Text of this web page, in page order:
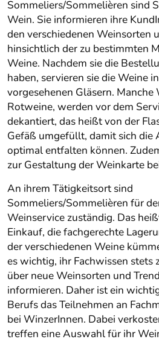
Sommeliers/Sommelièren sind
Wein. Sie informieren ihre
den verschiedenen Weinsorten
hinsichtlich der zu bestimmten
Weine. Nachdem sie die
haben, servieren sie die Weine
vorgesehenen Gläsern. Manche
Rotweine, werden vor dem
dekantiert, das heißt von der
Gefäß umgefüllt, damit sich die
optimal entfalten können.
zur Gestaltung der Weinkarte
An ihrem Tätigkeitsort sind
Sommeliers/Sommelièren für
Weinservice zuständig. Das
Einkauf, die fachgerechte
der verschiedenen Weine
es wichtig, ihr Fachwissen stets
über neue Weinsorten und
informieren. Daher ist ein
Berufs das Teilnehmen an
bei WinzerInnen. Dabei
treffen eine Auswahl für ihr